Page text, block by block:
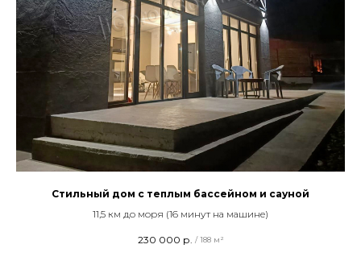
Стильный дом с теплым бассейном и сауной
11,5 км до моря (16 минут на машине)
230 000 р. / 188 м²